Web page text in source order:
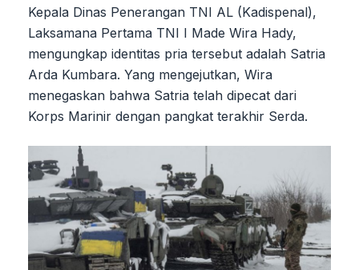
Kepala Dinas Penerangan TNI AL (Kadispenal),
Laksamana Pertama TNI I Made Wira Hady,
mengungkap identitas pria tersebut adalah Satria
Arda Kumbara. Yang mengejutkan, Wira
menegaskan bahwa Satria telah dipecat dari
Korps Marinir dengan pangkat terakhir Serda.